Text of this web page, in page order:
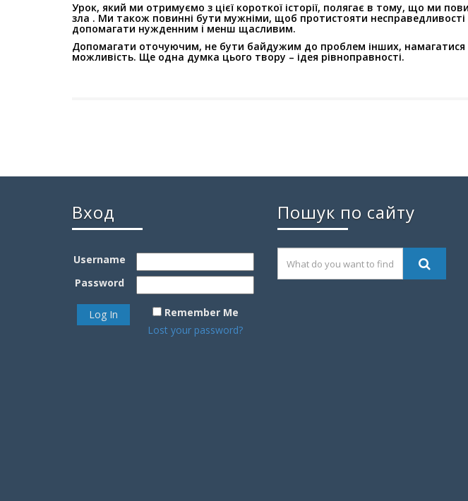
Урок, який ми отримуємо з цієї короткої історії, полягає в тому, що ми
зла . Ми також повинні бути мужніми, щоб протистояти
допомагати нужденним і менш щасливим.
Допомагати оточуючим, не бути байдужим до проблем інших, намагатися
можливість. Ще одна думка цього твору – ідея рівноправності.
Вход
Username
Password
Remember Me
Lost your password?
Пошук по сайту